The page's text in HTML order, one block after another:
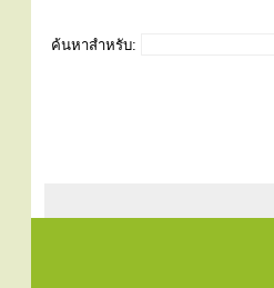
ค้นหาสำหรับ: